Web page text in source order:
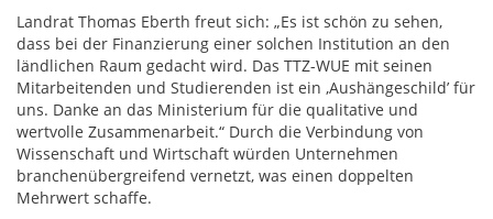
Landrat Thomas Eberth freut sich: „Es ist schön zu sehen,
dass bei der Finanzierung einer solchen Institution an den
ländlichen Raum gedacht wird. Das TTZ-WUE mit seinen
Mitarbeitenden und Studierenden ist ein ,Aushängeschildʼ für
uns. Danke an das Ministerium für die qualitative und
wertvolle Zusammenarbeit.“ Durch die Verbindung von
Wissenschaft und Wirtschaft würden Unternehmen
branchenübergreifend vernetzt, was einen doppelten
Mehrwert schaffe.